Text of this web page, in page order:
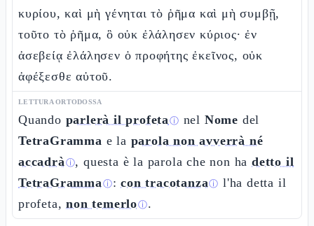
κυρίου, καὶ μὴ γένηται τὸ ῥῆμα καὶ μὴ συμβῇ,
τοῦτο τὸ ῥῆμα, ὃ οὐκ ἐλάλησεν κύριος· ἐν
ἀσεβείᾳ ἐλάλησεν ὁ προφήτης ἐκεῖνος, οὐκ
ἀφέξεσθε αὐτοῦ.
LETTURA ORTODOSSA
Quando parlerà il profetaⓘ nel Nome del
TetraGramma e la parola non avverrà né
accadràⓘ, questa è la parola che non hadetto il
TetraGrammaⓘ:con tracotanzaⓘ l'ha detta il
profeta,non temerloⓘ.